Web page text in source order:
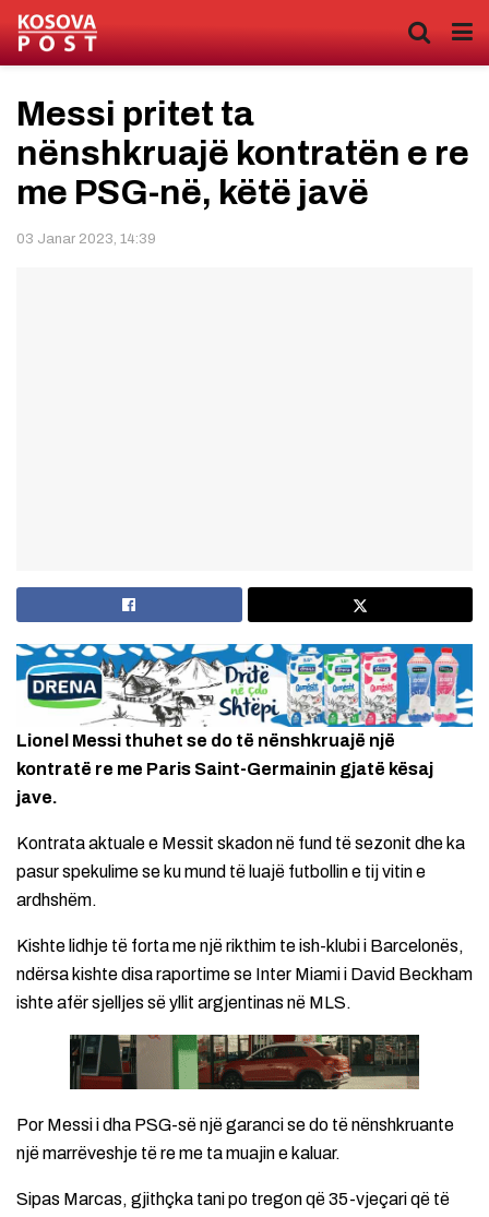
Messi pritet ta
nënshkruajë kontratën e re
me PSG-në, këtë javë
03 Janar 2023, 14:39
Lionel Messi thuhet se do të nënshkruajë një
kontratë re me Paris Saint-Germainin gjatë kësaj
jave.
Kontrata aktuale e Messit skadon në fund të sezonit dhe ka
pasur spekulime se ku mund të luajë futbollin e tij vitin e
ardhshëm.
Kishte lidhje të forta me një rikthim te ish-klubi i Barcelonës,
ndërsa kishte disa raportime se Inter Miami i David Beckham
ishte afër sjelljes së yllit argjentinas në MLS.
Por Messi i dha PSG-së një garanci se do të nënshkruante
një marrëveshje të re me ta muajin e kaluar.
Sipas Marcas, gjithçka tani po tregon që 35-vjeçari që të